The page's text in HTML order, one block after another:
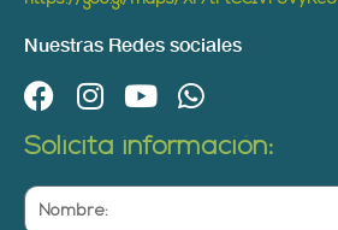
Nuestras Redes sociales
F
c
e
b
I
s
t
a
Y
u
t
W
a
t
Solicita información:
Nombre: